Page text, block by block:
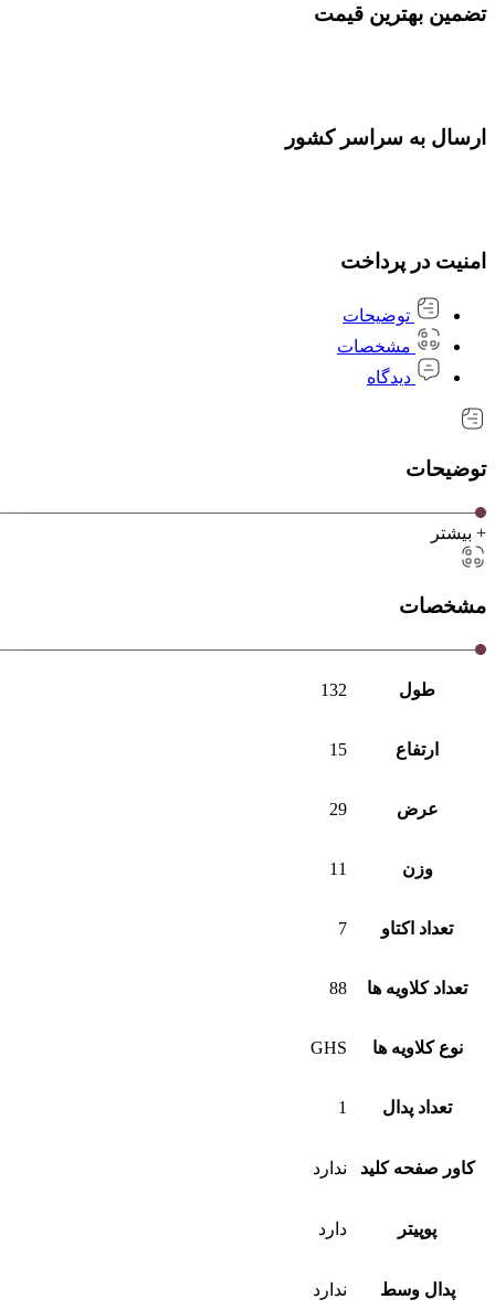
تضمین بهترین قیمت
ارسال به سراسر کشور
امنیت در پرداخت
توضیحات
مشخصات
دیدگاه
توضیحات
+ بیشتر
مشخصات
طول 132
ارتفاع 15
عرض 29
وزن 11
تعداد اکتاو 7
تعداد کلاویه ها 88
نوع کلاویه ها GHS
تعداد پدال 1
کاور صفحه کلید ندارد
پوپیتر دارد
پدال وسط ندارد